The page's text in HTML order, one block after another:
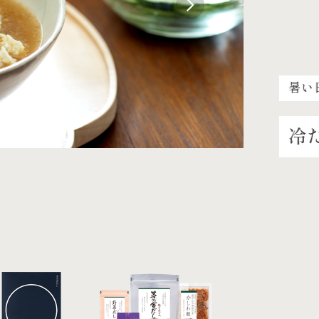
暑い日は、冷たいだし
冷たいだしで、